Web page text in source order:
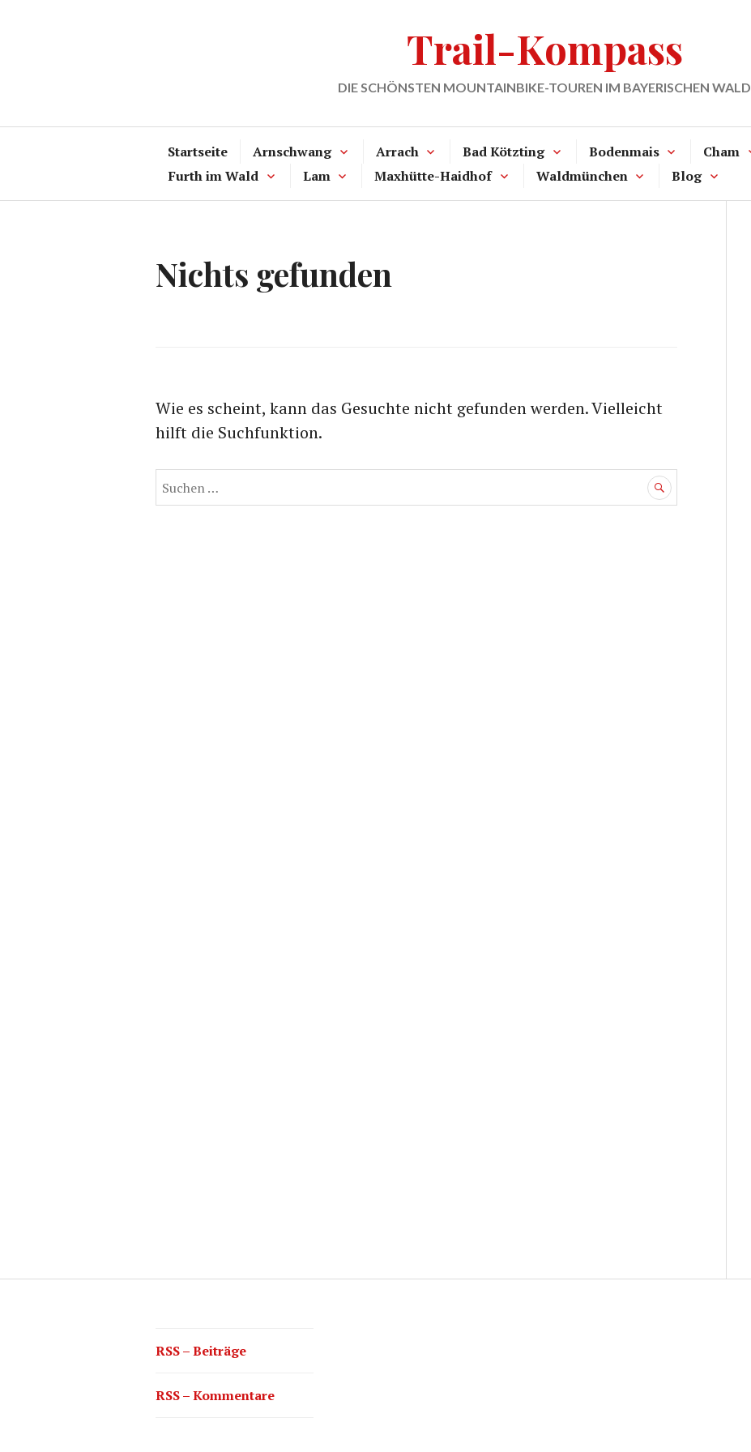
Trail-Kompass
DIE SCHÖNSTEN MOUNTAINBIKE-TOUREN IM BAYERISCHEN WALD
Startseite Arnschwang Arrach Bad Kötzting Bodenmais Cham
Furth im Wald
Lam Maxhütte-Haidhof Waldmünchen Blog
Nichts gefunden
Wie es scheint, kann das Gesuchte nicht gefunden werden. Vielleicht
hilft die Suchfunktion.
Suchen
nach:
RSS – Beiträge
RSS – Kommentare